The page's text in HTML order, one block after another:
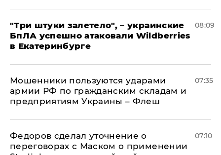
"Три штуки залетело", – украинские
БпЛА успешно атаковали Wildberries
в Екатеринбурге
08:09
Мошенники пользуются ударами
армии РФ по гражданским складам и
предприятиям Украины – Флеш
07:35
Федоров сделал уточнение о
переговорах с Маском о применении
07:10